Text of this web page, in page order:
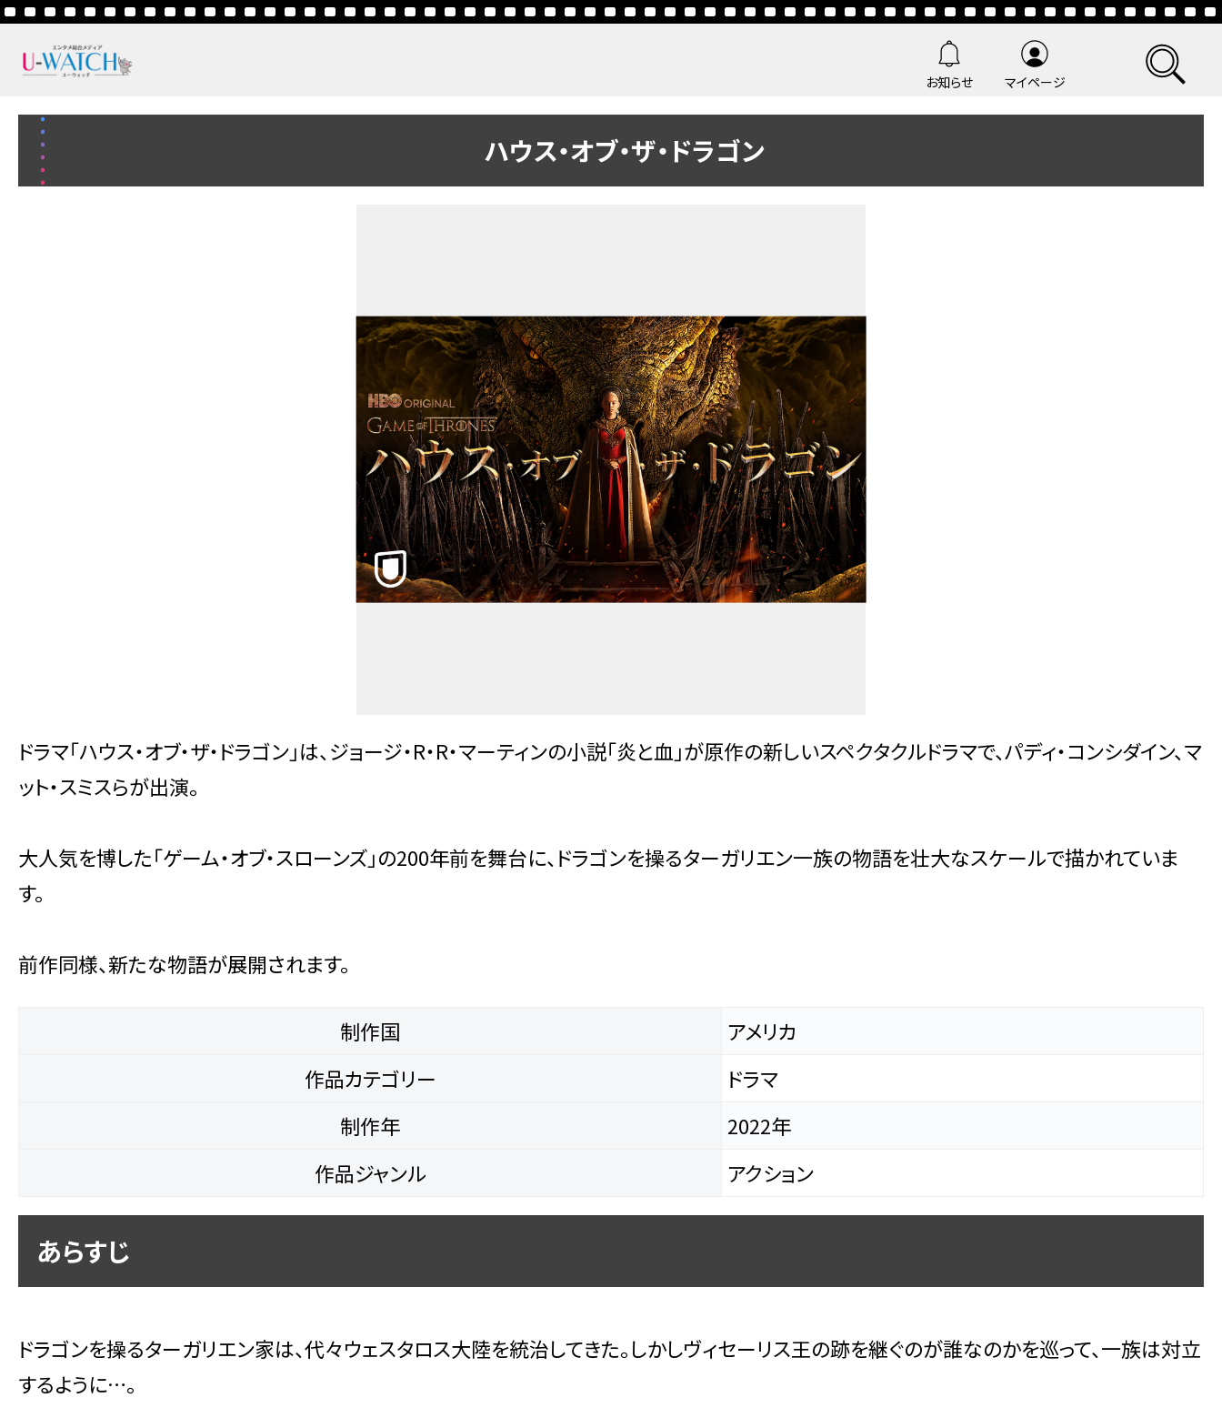
お知らせ マイページ
ハウス・オブ・ザ・ドラゴン
ドラマ「ハウス・オブ・ザ・ドラゴン」は、ジョージ・R・R・マーティンの小説「炎と血」が原作の新しいスペクタクルドラマで、パディ・コンシダイン、マ
ット・スミスらが出演。
大人気を博した「ゲーム・オブ・スローンズ」の200年前を舞台に、ドラゴンを操るターガリエン一族の物語を壮大なスケールで描かれていま
す。
前作同様、新たな物語が展開されます。
制作国
アメリカ
作品カテゴリー
ドラマ
制作年
2022年
作品ジャンル
アクション
あらすじ
ドラゴンを操るターガリエン家は、代々ウェスタロス大陸を統治してきた。しかしヴィセーリス王の跡を継ぐのが誰なのかを巡って、一族は対立
するように…。